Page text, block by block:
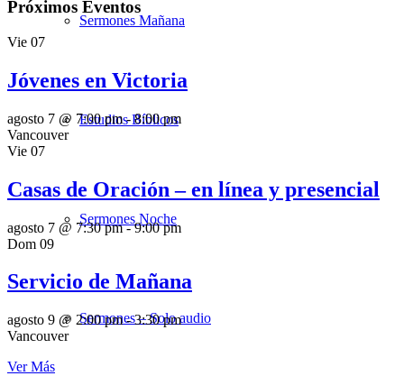
Sermones Mañana
Estudios Bíblicos
Sermones Noche
Sermones – Solo audio
Próximos Eventos
Vie 07
Jóvenes en Victoria
agosto 7 @ 7:00 pm-8:00 pm
Vancouver
Vie 07
Casas de Oración – en línea y presencial
agosto 7 @ 7:30 pm-9:00 pm
Dom 09
Servicio de Mañana
agosto 9 @ 2:00 pm-3:30 pm
Vancouver
Ver Más